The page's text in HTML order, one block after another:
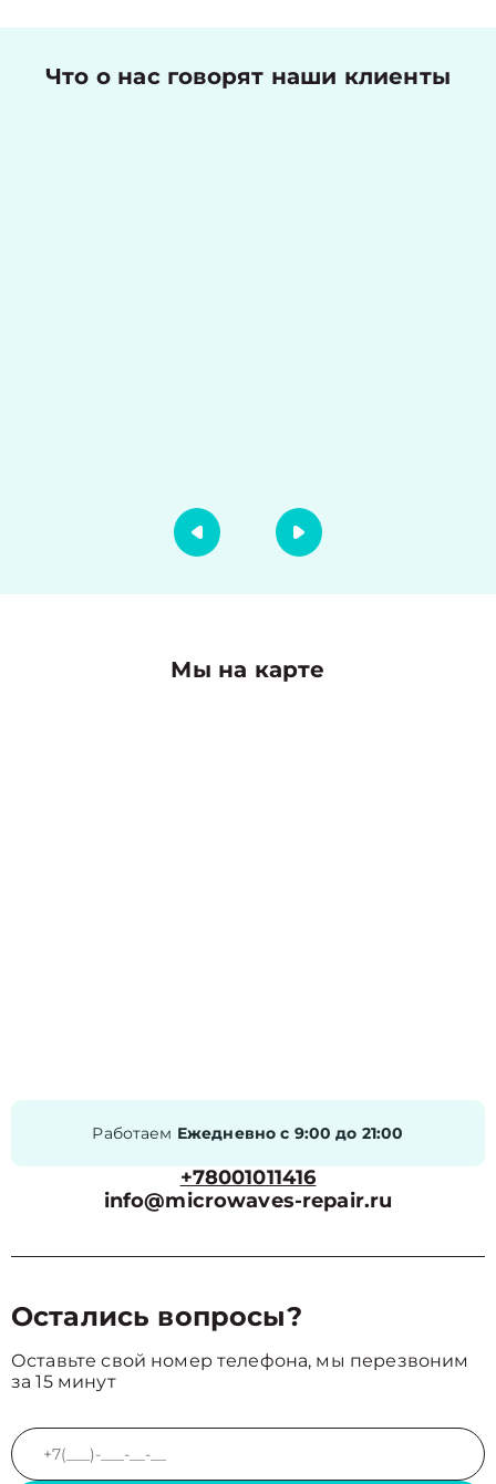
Что о нас говорят наши клиенты
Мы на карте
Работаем Ежедневно с 9:00 до 21:00
+78001011416
info@microwaves-repair.ru
Остались вопросы?
Оставьте свой номер телефона, мы перезвоним
за 15 минут